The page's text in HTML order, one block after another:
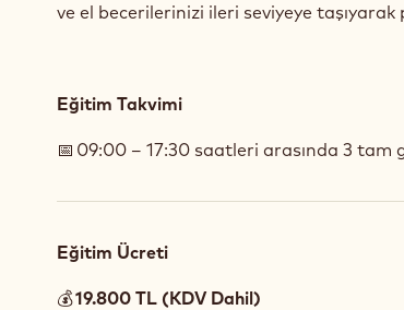
ve el becerilerinizi ileri seviyeye
Eğitim Takvimi
📅 09:00 – 17:30 saatleri arasında 3 tam
Eğitim Ücreti
💰19.800 TL (KDV Dahil)